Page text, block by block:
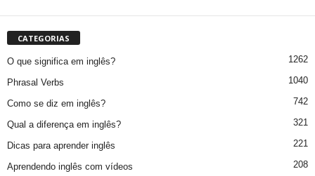
CATEGORIAS
O que significa em inglês? 1262
Phrasal Verbs 1040
Como se diz em inglês? 742
Qual a diferença em inglês? 321
Dicas para aprender inglês 221
Aprendendo inglês com vídeos 208